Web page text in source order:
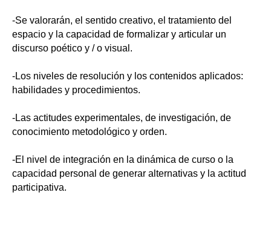
-Se valorarán, el sentido creativo, el tratamiento del
espacio y la capacidad de formalizar y articular un
discurso poético y / o visual.
-Los niveles de resolución y los contenidos aplicados:
habilidades y procedimientos.
-Las actitudes experimentales, de investigación, de
conocimiento metodológico y orden.
-El nivel de integración en la dinámica de curso o la
capacidad personal de generar alternativas y la actitud
participativa.